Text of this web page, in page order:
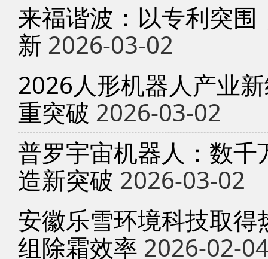
来福谐波：以专利突
新 2026-03-02
2026人形机器人产业
重突破 2026-03-02
普罗宇宙机器人：数
造新突破 2026-03-02
安徽乐雪环境科技取
组除霜效率 2026-02-